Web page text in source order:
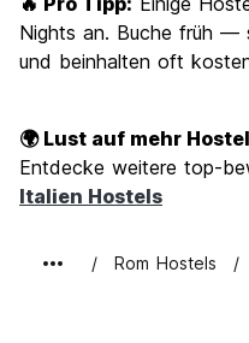
Nights an. Buche früh —
und beinhalten oft
🌍 Lust auf mehr
Entdecke weitere top-
Italien Hostels
Rom Hostels